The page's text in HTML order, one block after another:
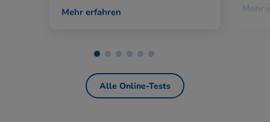
Mehr erfahren Mehr
Alle Online-Tests